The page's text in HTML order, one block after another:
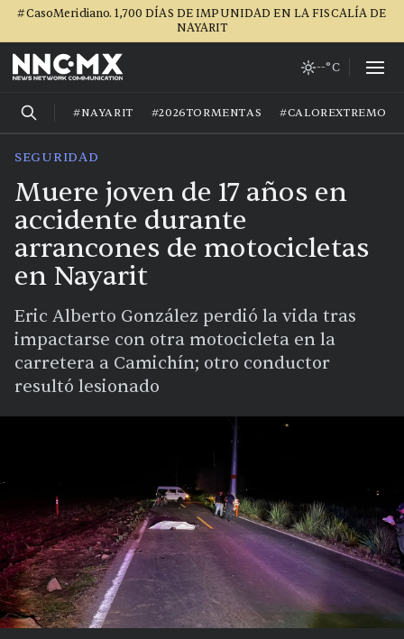
#CasoMeridiano. 1,700 DÍAS DE IMPUNIDAD EN LA FISCALÍA DE
NAYARIT
--°C
#NAYARIT #2026TORMENTAS #CALOREXTREMO
SEGURIDAD
Muere joven de 17 años en
accidente durante
arrancones de motocicletas
en Nayarit
Eric Alberto González perdió la vida tras
impactarse con otra motocicleta en la
carretera a Camichín; otro conductor
resultó lesionado